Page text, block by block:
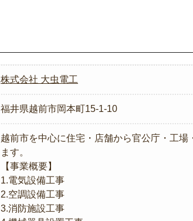
株式会社 大虫電工
福井県越前市岡本町15-1-10
越前市を中心に住宅・店舗から官公庁・工
ます。
【事業概要】
1.電気設備工事
2.空調設備工事
3.消防施設工事